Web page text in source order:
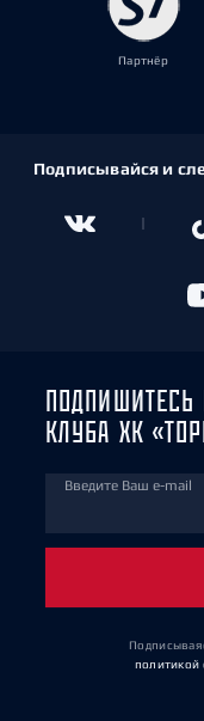
Партнёр
Подписывайся и
КЛУБА ХК
Введите Ваш e-mail
политикой